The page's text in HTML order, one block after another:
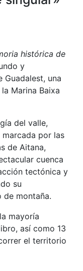
histórica de
y
Guadalest, una
Marina Baixa
del valle,
por las
de Aitana,
cuenca
tectónica y
su
de montaña.
mayoría
así como 13
el territorio